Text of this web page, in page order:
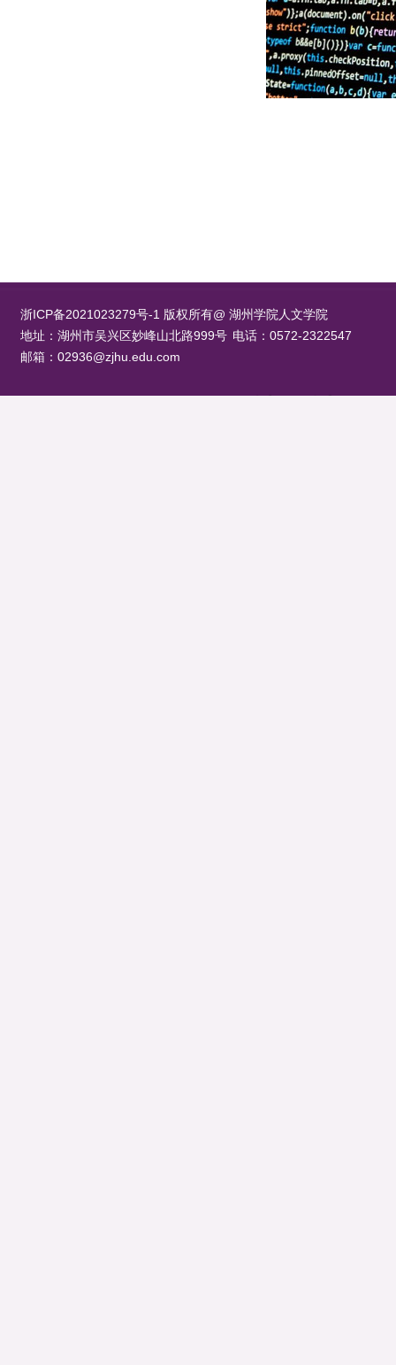
浙ICP备2021023279号-1 版权所有@ 湖州学院人文学院
地址：湖州市吴兴区妙峰山北路999号 电话：0572-2322547
邮箱：02936@zjhu.edu.com